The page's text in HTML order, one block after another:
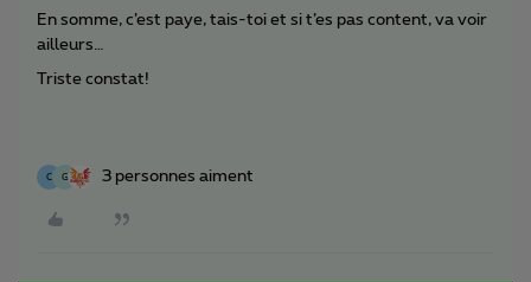
En somme, c’est paye, tais-toi et si t’es pas content, va voir
ailleurs…
Triste constat!
C G 3 personnes aiment